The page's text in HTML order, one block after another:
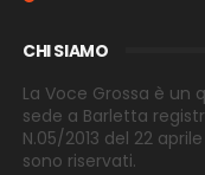
CHI SIAMO
La Voce Grossa è
sede a Barletta
N.05/2013 del 22
sono riservati.